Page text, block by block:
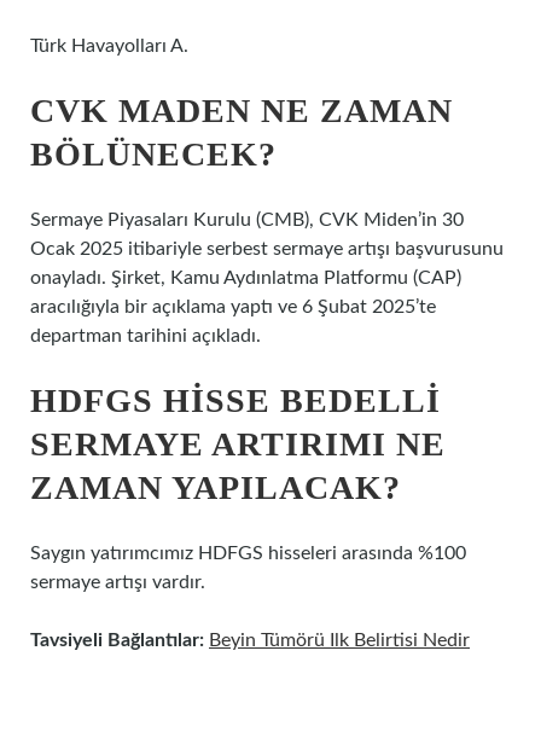
Türk Havayolları A.
CVK MADEN NE ZAMAN
BÖLÜNECEK?
Sermaye Piyasaları Kurulu (CMB), CVK Miden’in 30
Ocak 2025 itibariyle serbest sermaye artışı başvurusunu
onayladı. Şirket, Kamu Aydınlatma Platformu (CAP)
aracılığıyla bir açıklama yaptı ve 6 Şubat 2025’te
departman tarihini açıkladı.
HDFGS HISSE BEDELLI
SERMAYE ARTIRIMI NE
ZAMAN YAPILACAK?
Saygın yatırımcımız HDFGS hisseleri arasında %100
sermaye artışı vardır.
Tavsiyeli Bağlantılar: Beyin Tümörü Ilk Belirtisi Nedir